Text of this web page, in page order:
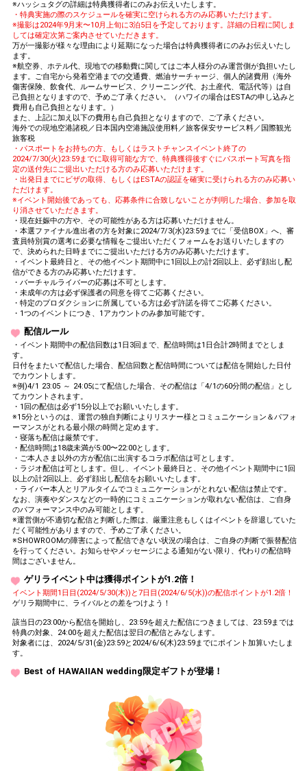
※ハッシュタグの詳細は特典獲得者にのみお伝えいたします。
・特典実施の際のスケジュールを確実に空けられる方のみ応募いただけます。
※撮影は2024年9月末〜10月上旬に3泊5日を予定しております。詳細の日程に関しま
しては確定次第ご案内させていただきます。
万が一撮影が様々な理由により延期になった場合は特典獲得者にのみお伝えいたし
ます。
※航空券、ホテル代、現地での移動費に関してはご本人様分のみ運営側が負担いたし
ます。ご自宅から発着空港までの交通費、燃油サーチャージ、個人的諸費用（海外
傷害保険、飲食代、ルームサービス、クリーニング代、お土産代、電話代等）は自
己負担となりますので、予めご了承ください。（ハワイの場合はESTAの申し込みと
費用も自己負担となります。）
また、上記に加え以下の費用も自己負担となりますので、ご了承ください。
海外での現地空港諸税／日本国内空港施設使用料／旅客保安サービス料／国際観光
旅客税
・パスポートをお持ちの方、もしくはラストチャンスイベント終了の
2024/7/30(火)23:59までに取得可能な方で、特典獲得後すぐにパスポート写真を指
定の送付先にご提出いただける方のみ応募いただけます。
・出発日までにビザの取得、もしくはESTAの認証を確実に受けられる方のみ応募い
ただけます。
※イベント開始後であっても、応募条件に合致しないことが判明した場合、参加を取
り消させていただきます。
・現在妊娠中の方や、その可能性がある方は応募いただけません。
・本選ファイナル進出者の方を対象に2024/7/3(水)23:59までに「受信BOX」へ、審
査員特別賞の選考に必要な情報をご提出いただくフォームをお送りいたしますの
で、決められた日時までにご提出いただける方のみ応募いただけます。
・イベント最終日と、その他イベント期間中に1回以上の計2回以上、必ず顔出し配
信ができる方のみ応募いただけます。
・バーチャルライバーの応募は不可とします。
・未成年の方は必ず保護者の同意を得てご応募ください。
・特定のプロダクションに所属している方は必ず許諾を得てご応募ください。
・1つのイベントにつき、1アカウントのみ参加可能です。
配信ルール
・イベント期間中の配信回数は1日3回まで、配信時間は1日合計2時間までとしま
す。
日付をまたいで配信した場合、配信回数と配信時間については配信を開始した日付
でカウントします。
※例)4/1 23:05 ～ 24:05にて配信した場合、その配信は「4/1の60分間の配信」とし
てカウントされます。
・1回の配信は必ず15分以上でお願いいたします。
※15分というのは、運営の独自判断によりリスナー様とコミュニケーション＆パフォ
ーマンスがとれる最小限の時間と定めます。
・寝落ち配信は厳禁です。
・配信時間は18歳未満が5:00〜22:00とします。
・ご本人さま以外の方が配信に出演するコラボ配信は可とします。
・ラジオ配信は可とします。但し、イベント最終日と、その他イベント期間中に1回
以上の計2回以上、必ず顔出し配信をお願いいたします。
・ライバー本人とリアルタイムでコミュニケーションがとれない配信は禁止です。
なお、演奏やダンスなどの一時的にコミュニケーションが取れない配信は、ご自身
のパフォーマンス中のみ可能とします。
※運営側が不適切な配信と判断した際は、厳重注意もしくはイベントを辞退していた
だく可能性がありますので、予めご了承ください。
※SHOWROOMの障害によって配信できない状況の場合は、ご自身の判断で振替配信
を行ってください。お知らせやメッセージによる通知がない限り、代わりの配信時
間はございません。
ゲリライベント中は獲得ポイントが1.2倍！
イベント期間1日目(2024/5/30(木))と7日目(2024/6/5(水))の配信ポイントが1.2倍！
ゲリラ期間中に、ライバルとの差をつけよう！
該当日の23:00から配信を開始し、23:59を超えた配信につきましては、23:59までは
特典の対象、24:00を超えた配信は翌日の配信とみなします。
対象者には、2024/5/31(金)23:59と2024/6/6(木)23:59までにポイント加算いたしま
す。
Best of HAWAIIAN wedding限定ギフトが登場！